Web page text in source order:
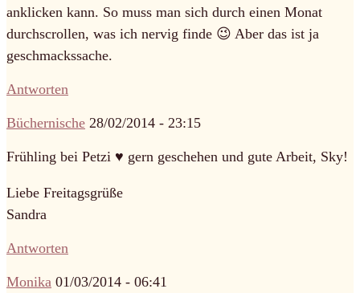
anklicken kann. So muss man sich durch einen Monat
durchscrollen, was ich nervig finde 😉 Aber das ist ja
geschmackssache.
Antworten
Büchernische 28/02/2014 - 23:15
Frühling bei Petzi ♥ gern geschehen und gute Arbeit, Sky!
Liebe Freitagsgrüße
Sandra
Antworten
Monika 01/03/2014 - 06:41